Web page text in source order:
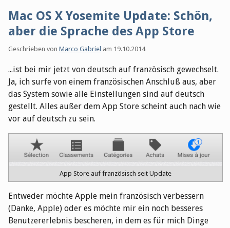
Mac OS X Yosemite Update: Schön,
aber die Sprache des App Store
Geschrieben von Marco Gabriel am 19.10.2014
...ist bei mir jetzt von deutsch auf französisch gewechselt.
Ja, ich surfe von einem französischen Anschluß aus, aber
das System sowie alle Einstellungen sind auf deutsch
gestellt. Alles außer dem App Store scheint auch nach wie
vor auf deutsch zu sein.
App Store auf französisch seit Update
Entweder möchte Apple mein französisch verbessern
(Danke, Apple) oder es möchte mir ein noch besseres
Benutzererlebnis bescheren, in dem es für mich Dinge